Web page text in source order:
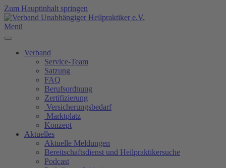
Zum Hauptinhalt springen
Menü
Verband
Service-Team
Satzung
FAQ
Berufsordnung
Zertifizierung
Versicherungsbedarf
Marktplatz
Konzept
Aktuelles
Aktuelle Meldungen
Bereitschaftsdienst und Heilpraktikersuche
Podcast